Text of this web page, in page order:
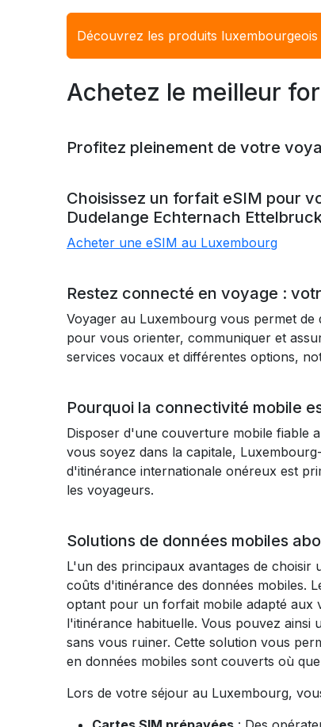
Découvrez les produits luxembourgeois
Achetez le meilleur
Profitez pleinement de votre
Choisissez un forfait eSIM pour
Dudelange Echternach
Acheter une eSIM au Luxembourg
Restez connecté en voyage :
Voyager au Luxembourg vous permet
pour vous orienter, communiquer et
services vocaux et différentes options,
Pourquoi la connectivité mobile
Disposer d'une couverture mobile fiable
vous soyez dans la capitale,
d'itinérance internationale onéreux est
les voyageurs.
Solutions de données mobiles
L'un des principaux avantages de
coûts d'itinérance des données mobiles.
optant pour un forfait mobile adapté aux
l'itinérance habituelle. Vous pouvez ainsi
sans vous ruiner. Cette solution vous
en données mobiles sont couverts où
Lors de votre séjour au Luxembourg,